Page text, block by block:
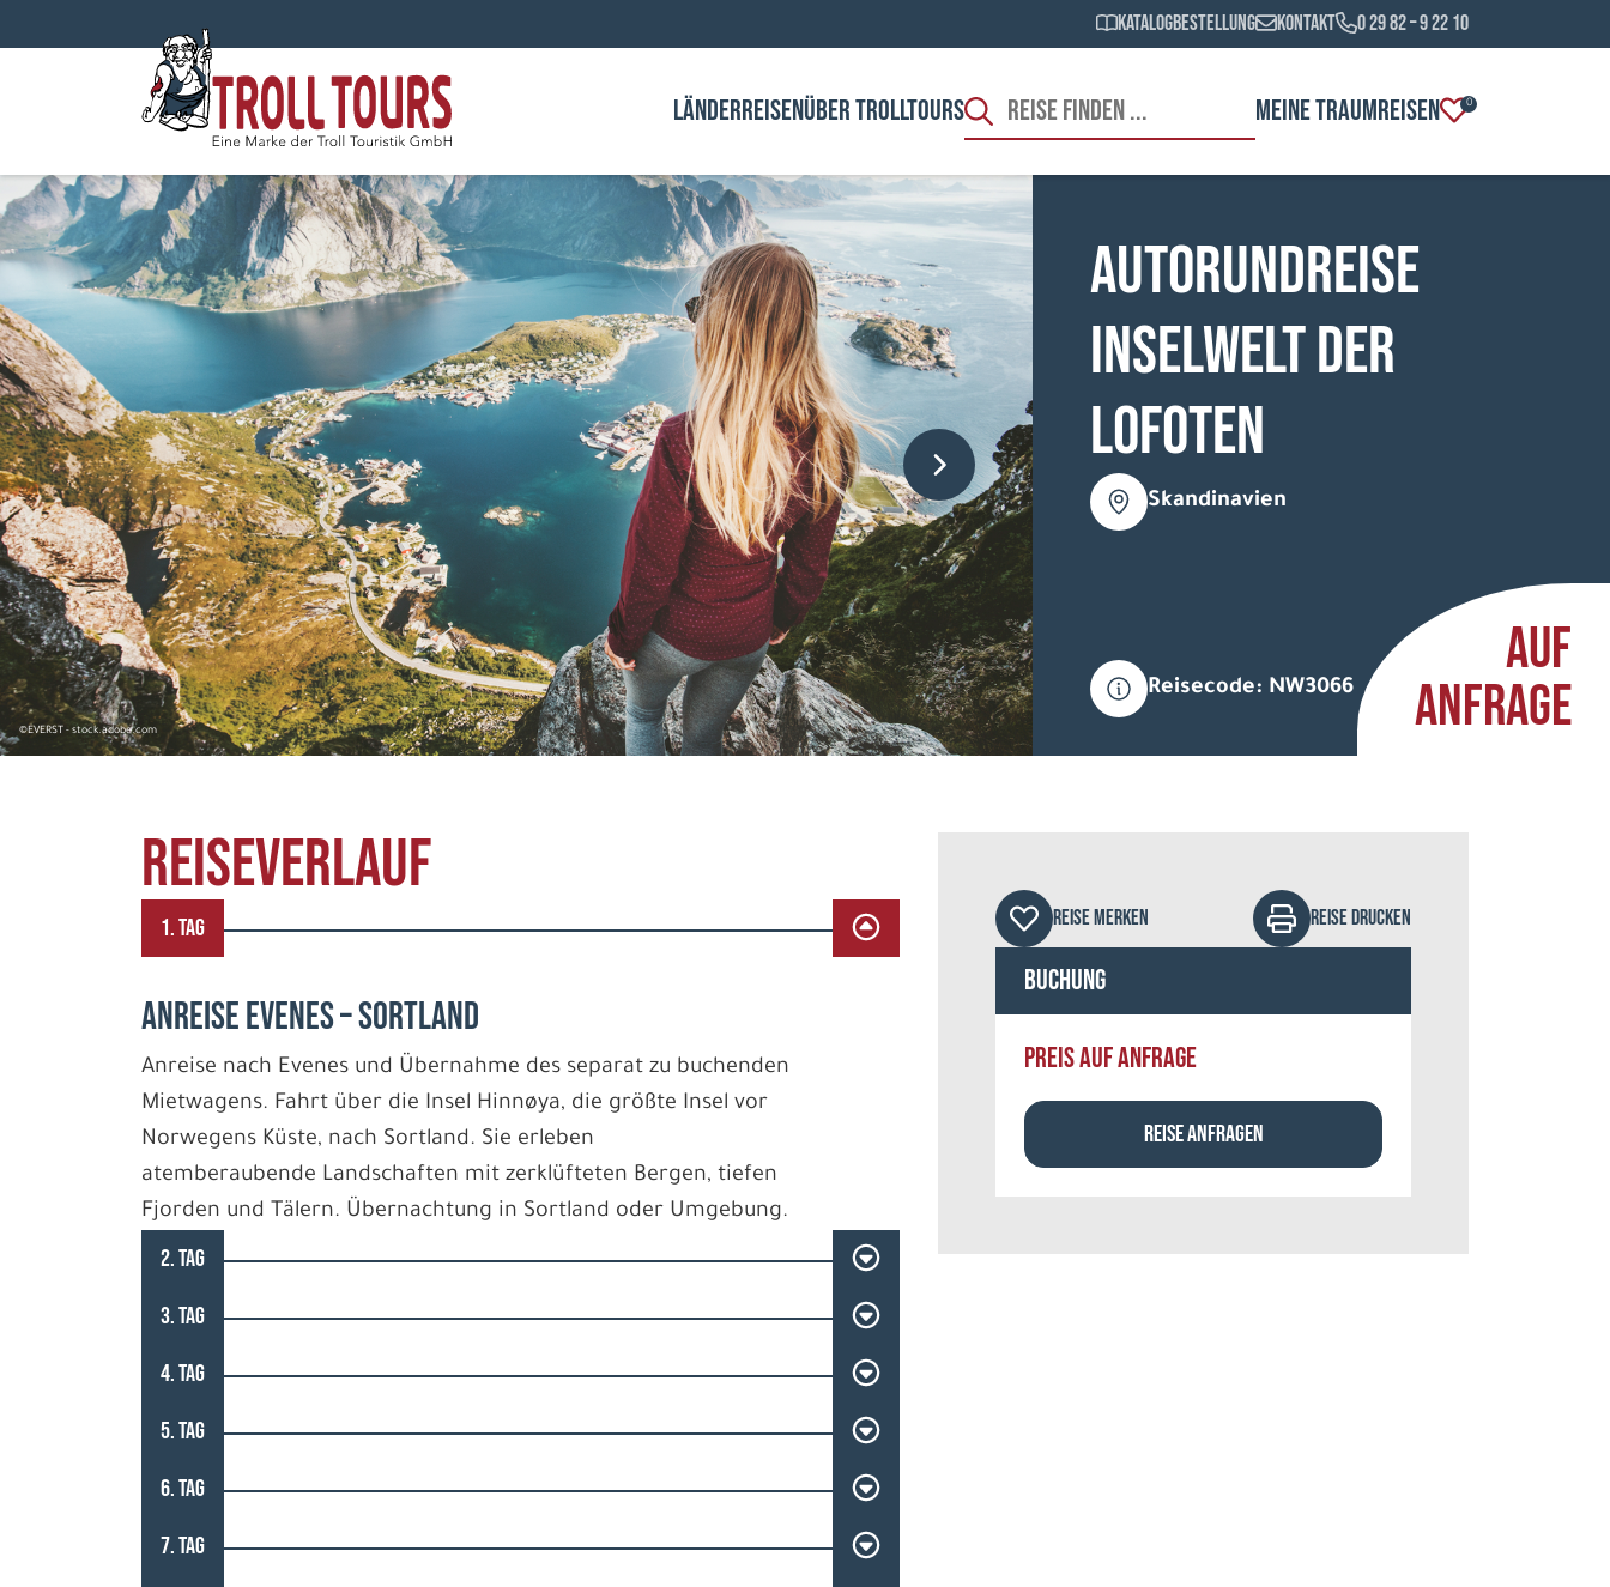
Katalogbestellung Kontakt 0 29 82 – 9 22 10
LÄNDERREISENÜBER TROLLTOURS MEINE TRAUMREISEN 0
©EVERST - stock.adobe.com
Autorundreise
Inselwelt der
Lofoten
Skandinavien
Reisecode: NW3066
AUF
ANFRAGE
REISEVERLAUF
1. TAG
ANREISE EVENES – SORTLAND
Anreise nach Evenes und Übernahme des separat zu buchenden
Mietwagens. Fahrt über die Insel Hinnøya, die größte Insel vor
Norwegens Küste, nach Sortland. Sie erleben
atemberaubende Landschaften mit zerklüfteten Bergen, tiefen
Fjorden und Tälern. Übernachtung in Sortland oder Umgebung.
2. TAG
3. TAG
4. TAG
5. TAG
6. TAG
7. TAG
REISE MERKEN REISE DRUCKEN
Buchung
PREIS AUF ANFRAGE
REISE ANFRAGEN